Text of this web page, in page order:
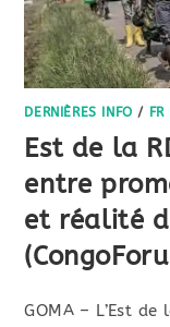
DERNIÈRES INFO / FR
Est de la
entre
et réalité
GOMA – L’Est